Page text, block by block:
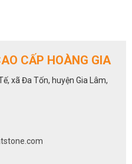
CẤP HOÀNG GIA
xã Đa Tốn, huyện Gia Lâm,